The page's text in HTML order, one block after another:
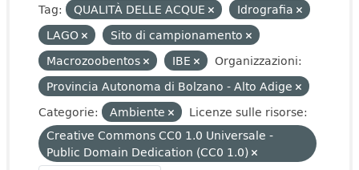
Tag: QUALITÀ DELLE ACQUE
Idrografia
LAGO
Sito di campionamento
Macrozoobentos
IBE
Organizzazioni:
Provincia Autonoma di Bolzano - Alto Adige
Categorie:
Ambiente
Licenze sulle risorse:
Creative Commons CC0 1.0 Universale -
Public Domain Dedication (CC0 1.0)